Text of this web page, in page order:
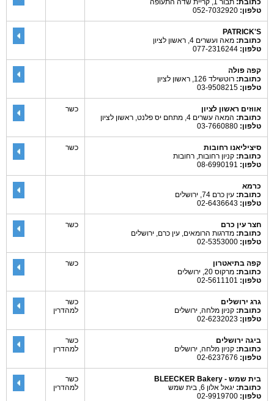
כתובת: תבור 1, קריית שדה התעופה
טלפון:
PATRICK'S
כתובת: מאה ועשרים 4, ראשון לציון
טלפון:
קפה פולה
כתובת: רוטשילד 126, ראשון לציון
טלפון:
אווזים ראשון לציון
כתובת: המאה עשרים 4, מתחם יס פלנט, ראשון לציון
טלפון:
כשר
סיציליאנו רחובות
כתובת: קניון רחובות, רחובות
טלפון:
כשר
כרמא
כתובת: עין כרם 74, ירושלים
טלפון:
חצר עין כרם
כתובת: מדרגות הרומאים, עין כרם, ירושלים
טלפון:
כשר
קפה בתיאטרון
כתובת: מרקוס 20, ירושלים
טלפון:
כשר
גרג ירושלים
כתובת: קניון מלחה, ירושלים
טלפון:
כשר
למהדרין
ביגה ירושלים
כתובת: קניון מלחה, ירושלים
טלפון:
כשר
למהדרין
בית שמש - BLEECKER Bakery
כתובת: יגאל אלון 6, בית שמש
טלפון:
כשר
למהדרין